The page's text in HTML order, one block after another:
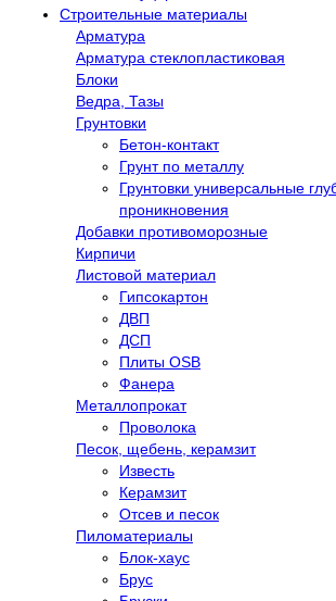
Строительные материалы
Арматура
Арматура стеклопластиковая
Блоки
Ведра, Тазы
Грунтовки
Бетон-контакт
Грунт по металлу
Грунтовки универсальные
проникновения
Добавки противоморозные
Кирпичи
Листовой материал
Гипсокартон
ДВП
ДСП
Плиты OSB
Фанера
Металлопрокат
Проволока
Песок, щебень, керамзит
Известь
Керамзит
Отсев и песок
Пиломатериалы
Блок-хаус
Брус